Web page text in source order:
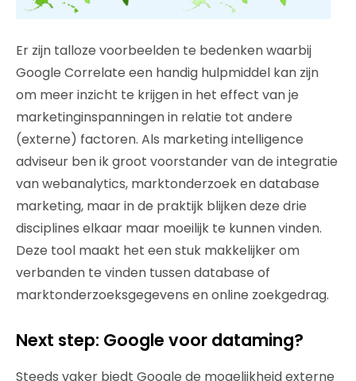
Er zijn talloze voorbeelden te bedenken waarbij
Google Correlate een handig hulpmiddel kan zijn
om meer inzicht te krijgen in het effect van je
marketinginspanningen in relatie tot andere
(externe) factoren. Als marketing intelligence
adviseur ben ik groot voorstander van de integratie
van webanalytics, marktonderzoek en database
marketing, maar in de praktijk blijken deze drie
disciplines elkaar maar moeilijk te kunnen vinden.
Deze tool maakt het een stuk makkelijker om
verbanden te vinden tussen database of
marktonderzoeksgegevens en online zoekgedrag.
Next step: Google voor dataming?
Steeds vaker biedt Google de mogelijkheid externe